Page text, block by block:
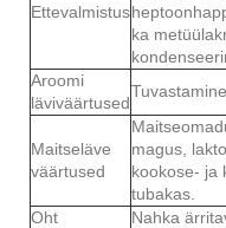
Ettevalmistus
ka
Aroomi
läviväärtused
Maitseläve
väärtused
magus,
kookose- ja
tubakas.
Oht
Nahka